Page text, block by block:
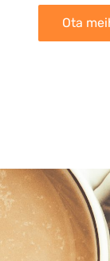
Ota